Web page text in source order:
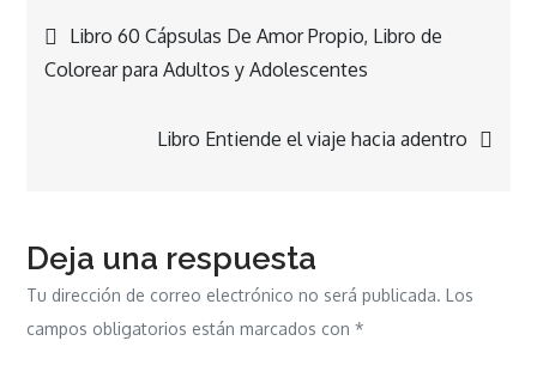
Navegación
de
entradas
Libro 60 Cápsulas De Amor Propio, Libro de
Colorear para Adultos y Adolescentes
Libro Entiende el viaje hacia adentro
Deja una respuesta
Tu dirección de correo electrónico no será publicada. Los
campos obligatorios están marcados con*